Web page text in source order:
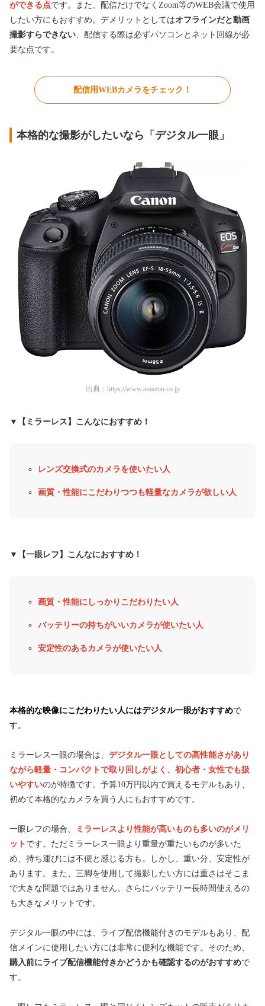
ができる点です。また、配信だけでなくZoom等のWEB会議で使用
したい方にもおすすめ。デメリットとしてはオフラインだと動画
撮影すらできない、配信する際は必ずパソコンとネット回線が必
要な点です。
配信用WEBカメラをチェック！
本格的な撮影がしたいなら「デジタル一眼」
出典： https://www.amazon.co.jp
▼【ミラーレス】こんなにおすすめ！
レンズ交換式のカメラを使いたい人
画質・性能にこだわりつつも軽量なカメラが欲しい人
▼【一眼レフ】こんなにおすすめ！
画質・性能にしっかりこだわりたい人
バッテリーの持ちがいいカメラが使いたい人
安定性のあるカメラが使いたい人
本格的な映像にこだわりたい人にはデジタル一眼がおすすめで
す。
ミラーレス一眼の場合は、 デジタル一眼としての高性能さがあり
ながら軽量・コンパクトで取り回しがよく、初心者・女性でも扱
いやすいのが特徴です。予算10万円以内で買えるモデルもあり、
初めて本格的なカメラを買う人にもおすすめです。
一眼レフの場合、
ミラーレスより性能が高いものも多いのがメリ
ット です。ただミラーレス一眼より重量が重たいものが多いた
め、持ち運びには不便と感じる方も。しかし、重い分、安定性が
あります。また、三脚を使用して撮影したい方には重さはそこま
で大きな問題ではありません。さらにバッテリー長時間使えるの
も大きなメリットです。
デジタル一眼の中には、ライブ配信機能付きのモデルもあり、配
信メインに使用したい方には非常に便利な機能です。そのため、
購入前にライブ配信機能付きかどうかも確認するのがおすすめで
す。